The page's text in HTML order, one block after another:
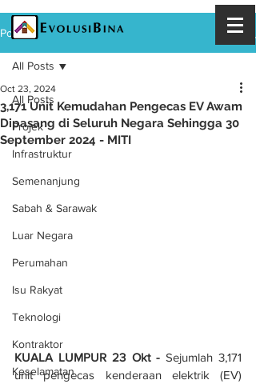
Post
All Posts
Projek
Infrastruktur
Semenanjung
Sabah & Sarawak
Luar Negara
Perumahan
Isu Rakyat
Teknologi
Kontraktor
Keselamatan
All Posts
3,171 Unit Kemudahan Pengecas EV Awam
Dipasang di Seluruh Negara Sehingga 30
September 2024 - MITI
Oct 23, 2024
KUALA LUMPUR 23 Okt - Sejumlah 3,171
unit pengecas kenderaan elektrik (EV)